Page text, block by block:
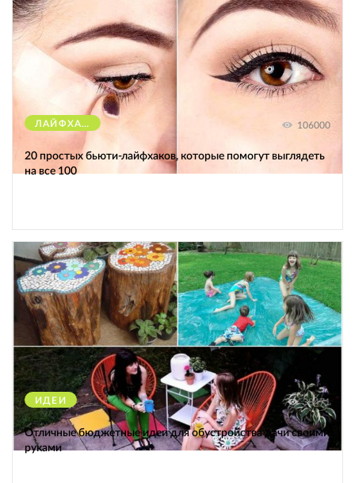
ЛАЙФХАКИ 106000
20 простых бьюти-лайфхаков, которые помогут выглядеть
на все 100
ИДЕИ 38471
Отличные бюджетные идеи для обустройства дачи своими
руками